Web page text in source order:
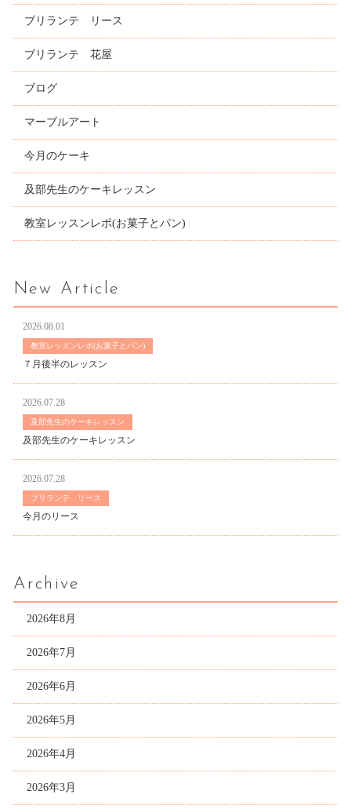
ブリランテ リース
ブリランテ 花屋
ブログ
マーブルアート
今月のケーキ
及部先生のケーキレッスン
教室レッスンレポ(お菓子とパン)
New Article
2026.08.01
教室レッスンレポ(お菓子とパン)
７月後半のレッスン
2026.07.28
及部先生のケーキレッスン
及部先生のケーキレッスン
2026.07.28
ブリランテ リース
今月のリース
Archive
2026年8月
2026年7月
2026年6月
2026年5月
2026年4月
2026年3月